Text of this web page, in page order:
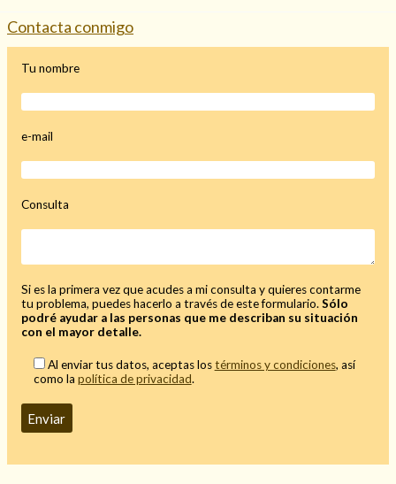
Hechizo de alejamiento
Tu consulta al tarot
Amarres
Cartomancia(117)
Endulzamiento
Hechizo de amor(593)
Oraciones(3)
Rituales (72)
Tarot online(372)
Mi rincón
Mis libros favoritos
Mi Blog
¿Qué es el tarot?
Contacta conmigo
Tu nombre
e-mail
Consulta
Si es la primera vez que acudes a mi consulta y quieres contarme
tu problema, puedes hacerlo a través de este formulario.Sólo
podré ayudar a las personas que me describan su situación
con el mayor detalle.
Al enviar tus datos, aceptas lostérminos y condiciones, así
como la política de privacidad.